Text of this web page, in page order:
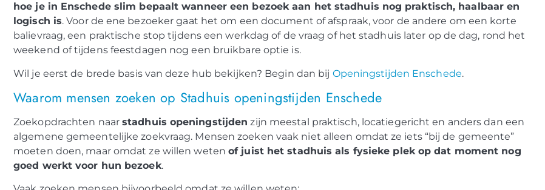
hoe je in Enschede slim bepaalt wanneer een bezoek aan het stadhuis nog praktisch, haalbaar en
logisch is. Voor de ene bezoeker gaat het om een document of afspraak, voor de andere om een korte
balievraag, een praktische stop tijdens een werkdag of de vraag of het stadhuis later op de dag, rond het
weekend of tijdens feestdagen nog een bruikbare optie is.
Wil je eerst de brede basis van deze hub bekijken? Begin dan bij Openingstijden Enschede.
Waarom mensen zoeken op Stadhuis openingstijden Enschede
Zoekopdrachten naar stadhuis openingstijden zijn meestal praktisch, locatiegericht en anders dan een
algemene gemeentelijke zoekvraag. Mensen zoeken vaak niet alleen omdat ze iets “bij de gemeente”
moeten doen, maar omdat ze willen wetenof juist het stadhuis als fysieke plek op dat moment nog
goed werkt voor hun bezoek.